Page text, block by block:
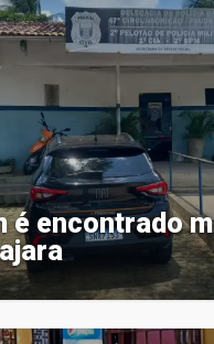
é encontrado